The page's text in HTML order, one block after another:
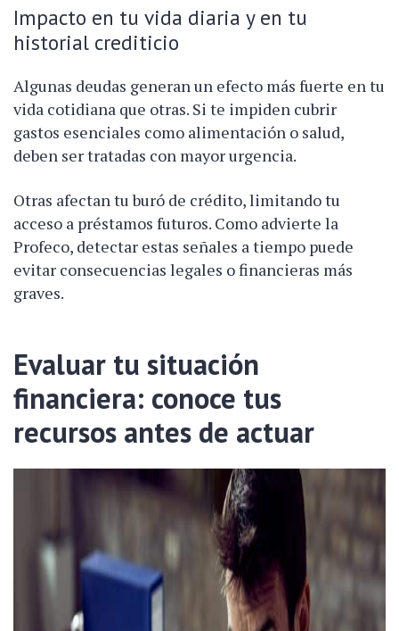
Impacto en tu vida diaria y en tu
historial crediticio
Algunas deudas generan un efecto más fuerte en tu
vida cotidiana que otras. Si te impiden cubrir
gastos esenciales como alimentación o salud,
deben ser tratadas con mayor urgencia.
Otras afectan tu buró de crédito, limitando tu
acceso a préstamos futuros. Como advierte la
Profeco, detectar estas señales a tiempo puede
evitar consecuencias legales o financieras más
graves.
Evaluar tu situación
financiera: conoce tus
recursos antes de actuar